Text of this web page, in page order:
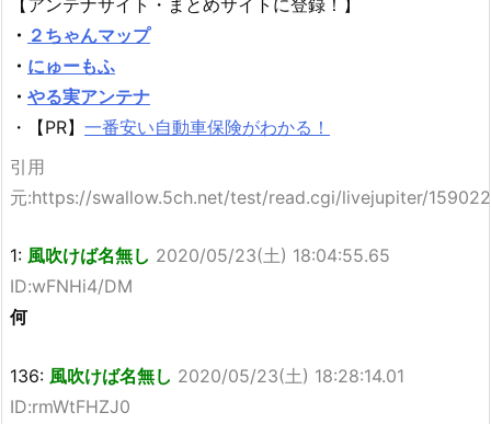
・ ２ちゃんマップ
・ にゅーもふ
・ やる実アンテナ
・【PR】 一番安い自動車保険がわかる！
引用
元:https://swallow.5ch.net/test/read.cgi/livejupiter/
1: 風吹けば名無し 2020/05/23(土) 18:04:55.65
ID:wFNHi4/DM
何
136: 風吹けば名無し 2020/05/23(土) 18:28:14.01
ID:rmWtFHZJ0